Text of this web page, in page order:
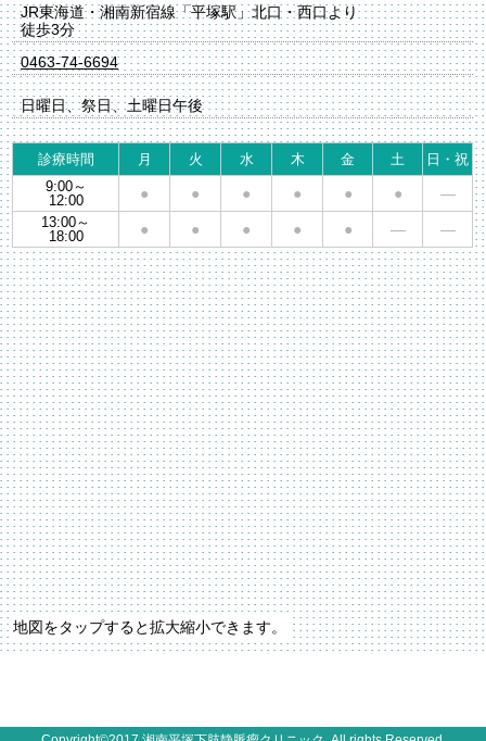
JR東海道・湘南新宿線「平塚駅」北口・西口より
徒歩3分
0463-74-6694
日曜日、祭日、土曜日午後
診療時間 月 火 水 木 金 土
日・祝
9:00～
12:00
● ● ● ● ● ● ―
13:00～
18:00
● ● ● ● ● ― ―
地図をタップすると拡大縮小できます。